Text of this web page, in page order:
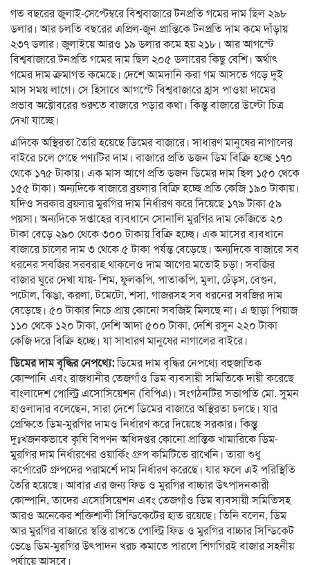
গত বছরের জুলাই-সেপ্টেম্বরে বিশ্ববাজারে টনপ্রতি গমের দাম ছিল ২৯৮
ডলার। আর চলতি বছরের এপ্রিল-জুন প্রান্তিকে টনপ্রতি দাম কমে দাঁড়ায়
২৩৭ ডলার। জুলাইয়ে আরও ১৯ ডলার কমে হয় ২১৮। আর আগস্টে
বিশ্ববাজারে টনপ্রতি গমের দাম ছিল ২০৫ ডলারের কিছু বেশি। অর্থাৎ
গমের দাম ক্রমাগত কমেছে। দেশে আমদানি করা গম আসতে গড়ে দুই
মাস সময় লাগে। সে হিসাবে আগস্টে বিশ্ববাজারে হ্রাস পাওয়া দামের
প্রভাব অক্টোবরের শুরুতে বাজারে পড়ার কথা। কিন্তু বাজারে উল্টো চিত্র
দেখা যাচ্ছে।
এদিকে অস্থিরতা তৈরি হয়েছে ডিমের বাজারে। সাধারণ মানুষের নাগালের
বাইরে চলে গেছে পণ্যটির দাম। বাজারে প্রতি ডজন ডিম বিক্রি হচ্ছে ১৭০
থেকে ১৭৫ টাকায়। এক মাস আগে প্রতি ডজন ডিমের দাম ছিল ১৫০ থেকে
১৫৫ টাকা। অন্যদিকে বাজারে ব্রয়লার বিক্রি হচ্ছে প্রতি কেজি ১৯০ টাকায়।
যদিও সরকার ব্রয়লার মুরগির দাম নির্ধারণ করে দিয়েছে ১৭৯ টাকা ৫৯
পয়সা। অন্যদিকে সপ্তাহের ব্যবধানে সোনালি মুরগির দাম কেজিতে ২০
টাকা বেড়ে ২৯০ থেকে ৩০০ টাকায় বিক্রি হচ্ছে। এক মাসের ব্যবধানে
বাজারে চালের দাম ৩ থেকে ৫ টাকা পর্যন্ত বেড়েছে। অন্যদিকে বাজারে সব
ধরনের সবজির সরবরাহ থাকলেও দাম আগের মতোই চড়া। সবজির
বাজার ঘুরে দেখা যায়- শিম, ফুলকপি, পাতাকপি, মুলা, ঢেঁড়স, বেগুন,
পটোল, ঝিঙা, করলা, টমেটো, শসা, গাজরসহ সব ধরনের সবজির দাম
বেড়েছে। ৫০ টাকার নিচে প্রায় কোনো সবজিই মিলছে না। এ ছাড়া পিয়াজ
১১০ থেকে ১২০ টাকা, দেশি আদা ৫০০ টাকা, দেশি রসুন ২২০ টাকা
কেজি দরে বিক্রি হচ্ছে। যা সাধারণ মানুষের নাগালের বাইরে।
ডিমের দাম বৃদ্ধির নেপথ্যে:ডিমের দাম বৃদ্ধির নেপথ্যে বহুজাতিক
কোম্পানি এবং রাজধানীর তেজগাঁও ডিম ব্যবসায়ী সমিতিকে দায়ী করেছে
বাংলাদেশ পোল্ট্রি এসোসিয়েশন (বিপিএ)। সংগঠনটির সভাপতি মো. সুমন
হাওলাদার বলেছেন, সারা দেশে ডিমের বাজারে অস্থিরতা চলছে। যার
প্রেক্ষিতে ডিম-মুরগির দামও নির্ধারণ করে দিয়েছে সরকার। কিন্তু
দুঃখজনকভাবে কৃষি বিপণন অধিদপ্তর কোনো প্রান্তিক খামারিকে ডিম-
মুরগির দাম নির্ধারণের ওয়ার্কিং গ্রুপ কমিটিতে রাখেনি। তারা শুধু
কর্পোরেট গ্রুপদের পরামর্শে দাম নির্ধারণ করেছে। যার ফলে এই পরিস্থিতি
তৈরি হয়েছে। আবার এর জন্য ফিড ও মুরগির বাচ্চার উৎপাদনকারী
কোম্পানি, তাদের এসোসিয়েশন এবং তেজগাঁও ডিম ব্যবসায়ী সমিতিসহ
আরও অনেকের শক্তিশালী সিন্ডিকেটের হাত রয়েছে। তিনি বলেন, ডিম
আর মুরগির বাজারে স্বস্তি রাখতে পোল্ট্রি ফিড ও মুরগির বাচ্চার সিন্ডিকেট
ভেঙে ডিম-মুরগির উৎপাদন খরচ কমাতে পারলে শিগগিরই বাজার সহনীয়
পর্যায়ে আসবে।